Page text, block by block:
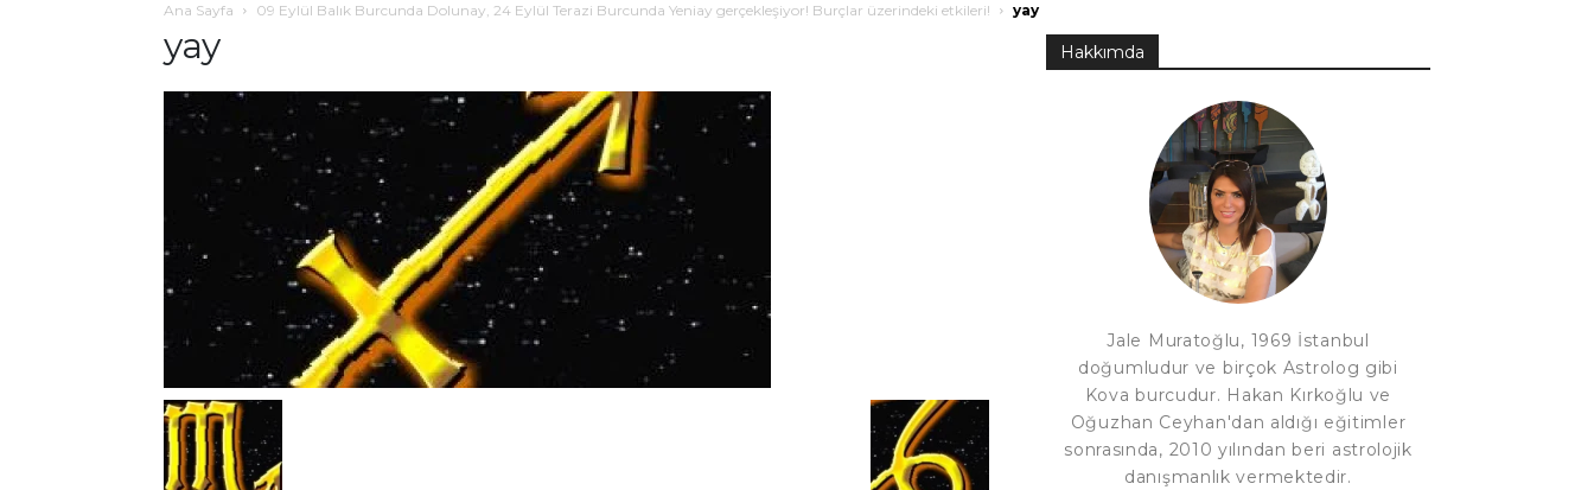
Ana Sayfa 09 Eylül Balık Burcunda Dolunay, 24 Eylül Terazi Burcunda Yeniay gerçekleşiyor! Burçlar üzerindeki etkileri! yay
yay Hakkımda
Jale Muratoğlu, 1969 İstanbul
doğumludur ve birçok Astrolog gibi
Kova burcudur. Hakan Kırkoğlu ve
Oğuzhan Ceyhan'dan aldığı eğitimler
sonrasında, 2010 yılından beri astrolojik
danışmanlık vermektedir.